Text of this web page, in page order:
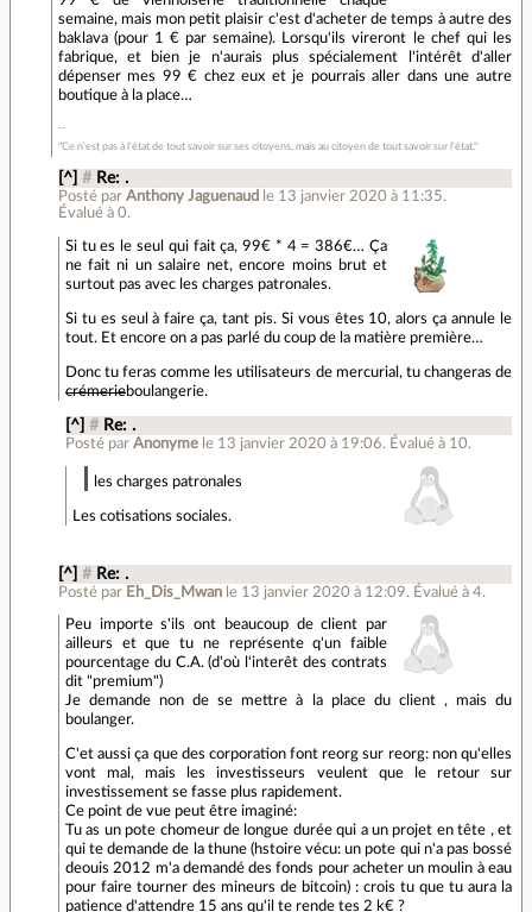
semaine, mais mon petit plaisir c'est d'acheter de temps à autre des
baklava (pour 1 € par semaine). Lorsqu'ils vireront le chef qui les
fabrique, et bien je n'aurais plus spécialement l'intérêt d'aller
dépenser mes 99 € chez eux et je pourrais aller dans une autre
boutique à la place…
"Ce n'est pas à l'état de tout savoir sur ses citoyens, mais au citoyen de tout savoir sur l'état."
[^] # Re: .
Posté par Anthony Jaguenaud le 13 janvier 2020 à 11:35.
Évalué à 0.
Si tu es le seul qui fait ça, 99€ * 4 = 386€… Ça
ne fait ni un salaire net, encore moins brut et
surtout pas avec les charges patronales.
Si tu es seul à faire ça, tant pis. Si vous êtes 10, alors ça annule le
tout. Et encore on a pas parlé du coup de la matière première…
Donc tu feras comme les utilisateurs de mercurial, tu changeras de
crémerieboulangerie.
[^] # Re: .
Posté parAnonyme le 13 janvier 2020 à 19:06. Évalué à 10.
les charges patronales
Les cotisations sociales.
[^] # Re: .
Posté par Eh_Dis_Mwan le 13 janvier 2020 à 12:09. Évalué à 4.
Peu importe s'ils ont beaucoup de client par
ailleurs et que tu ne représente q'un faible
pourcentage du C.A. (d'où l'interêt des contrats
dit "premium")
Je demande non de se mettre à la place du client , mais du
boulanger.
C'et aussi ça que des corporation font reorg sur reorg: non qu'elles
vont mal, mais les investisseurs veulent que le retour sur
investissement se fasse plus rapidement.
Ce point de vue peut être imaginé:
Tu as un pote chomeur de longue durée qui a un projet en tête , et
qui te demande de la thune (hstoire vécu: un pote qui n'a pas bossé
deouis 2012 m'a demandé des fonds pour acheter un moulin à eau
pour faire tourner des mineurs de bitcoin) : crois tu que tu aura la
patience d'attendre 15 ans qu'il te rende tes 2 k€ ?